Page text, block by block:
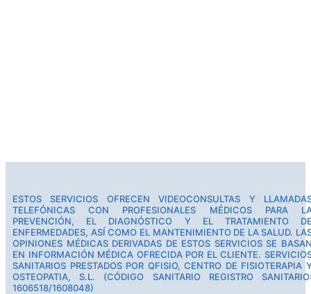
ESTOS SERVICIOS OFRECEN VIDEOCONSULTAS Y
TELEFÓNICAS CON PROFESIONALES MÉDICOS PARA
PREVENCIÓN, EL DIAGNÓSTICO Y EL TRATAMIENTO
ENFERMEDADES, ASÍ COMO EL MANTENIMIENTO DE LA SALUD.
OPINIONES MÉDICAS DERIVADAS DE ESTOS SERVICIOS SE
EN INFORMACIÓN MÉDICA OFRECIDA POR EL CLIENTE.
SANITARIOS PRESTADOS POR QFISIO, CENTRO DE FISIOTERAPIA
OSTEOPATIA, S.L. (CÓDIGO SANITARIO REGISTRO
1606518/1608048)